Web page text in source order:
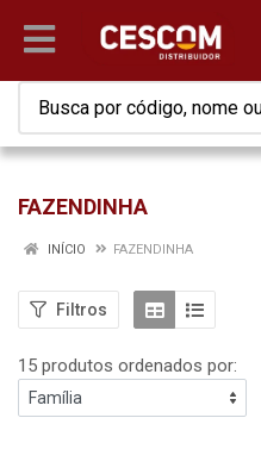
FAZENDINHA
INÍCIO FAZENDINHA
Filtros
15 produtos ordenados por: